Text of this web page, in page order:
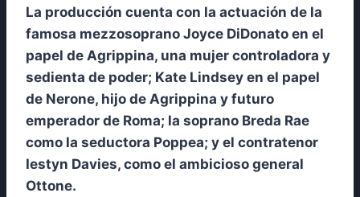
La producción cuenta con la actuación de la
famosa mezzosoprano Joyce DiDonato en el
papel de Agrippina, una mujer controladora y
sedienta de poder; Kate Lindsey en el papel
de Nerone, hijo de Agrippina y futuro
emperador de Roma; la soprano Breda Rae
como la seductora Poppea; y el contratenor
Iestyn Davies, como el ambicioso general
Ottone.